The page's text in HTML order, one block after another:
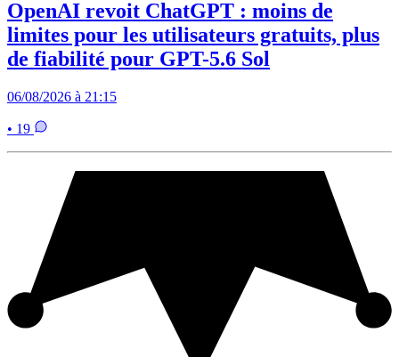
OpenAI revoit ChatGPT : moins de
limites pour les utilisateurs gratuits, plus
de fiabilité pour GPT-5.6 Sol
06/08/2026 à 21:15
• 19